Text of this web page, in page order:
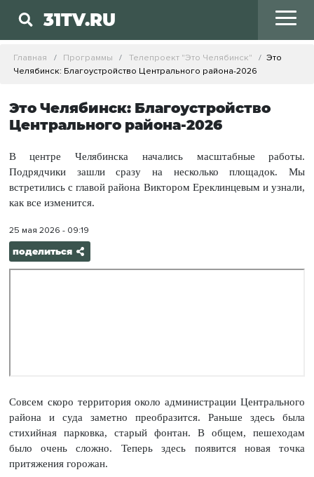
31TV.RU
Главная Программы Телепроект "Это Челябинск"
Это
Челябинск: Благоустройство Центрального района-2026
Это Челябинск: Благоустройство
Центрального района-2026
В центре Челябинска начались масштабные работы.
Подрядчики зашли сразу на несколько площадок. Мы
встретились с главой района Виктором Ереклинцевым и узнали,
как все изменится.
25 мая 2026 - 09:19
поделиться
Совсем скоро территория около администрации Центрального
района и суда заметно преобразится. Раньше здесь была
стихийная парковка, старый фонтан. В общем, пешеходам
было очень сложно. Теперь здесь появится новая точка
притяжения горожан.